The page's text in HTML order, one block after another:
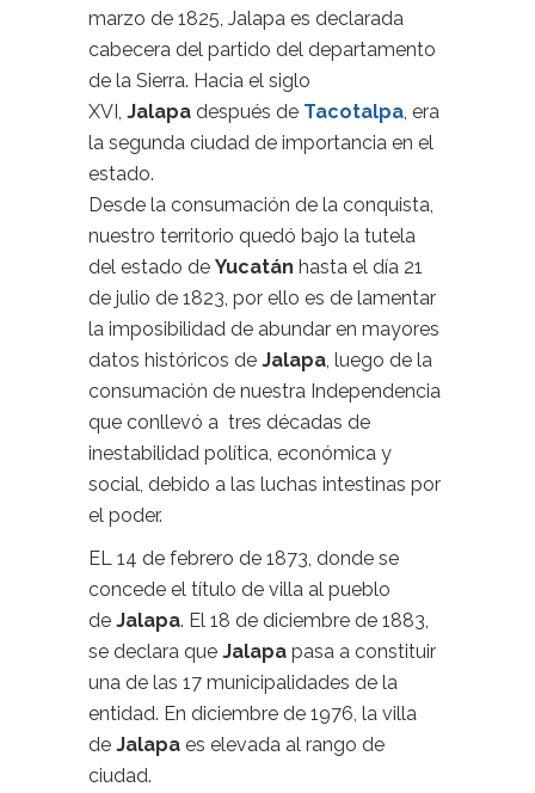
marzo de 1825, Jalapa es declarada
cabecera del partido del departa­mento
de la Sierra. Hacia el siglo
XVI, Jalapa después de Tacotalpa , era
la segunda ciudad de importancia en el
estado.
Desde la consumación de la conquista,
nuestro territorio quedó bajo la tutela
del estado de Yucatán hasta el día 21
de julio de 1823, por ello es de lamentar
la imposibilidad de abundar en mayores
datos históricos de Jalapa , luego de la
consumación de nuestra Independencia
que conllevó a tres décadas de
inestabilidad política, económica y
social, debido a las luchas intestinas por
el poder.
EL 14 de febrero de 1873, donde se
concede el título de villa al pueblo
de Jalapa. El 18 de diciembre de 1883,
se declara que Jalapa pasa a constituir
una de las 17 municipalidades de la
entidad. En diciembre de 1976, la villa
de Jalapa es elevada al rango de
ciudad.